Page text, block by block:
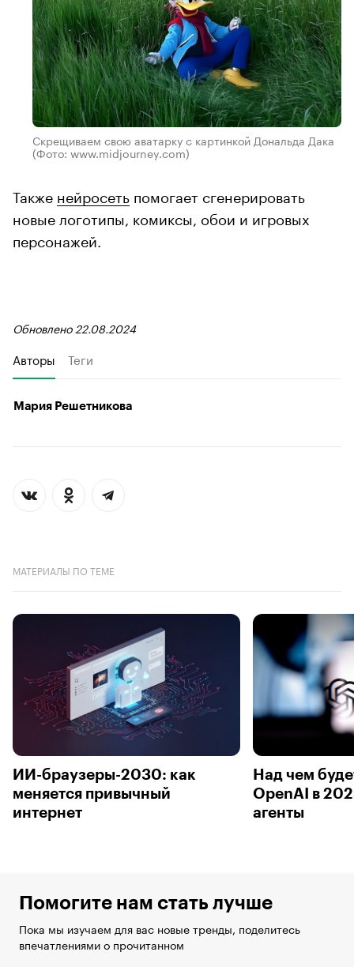
Скрещиваем свою аватарку с картинкой Дональда Дака
(Фото: www.midjourney.com)
Также нейросеть помогает сгенерировать
новые логотипы, комиксы, обои и игровых
персонажей.
Обновлено 22.08.2024
Авторы Теги
Мария Решетникова
МАТЕРИАЛЫ ПО ТЕМЕ
ИИ-браузеры-2030: как
меняется привычный
интернет
Над чем
OpenAI в
агенты
Помогите нам стать лучше
Пока мы изучаем для вас новые тренды, поделитесь
впечатлениями о прочитанном